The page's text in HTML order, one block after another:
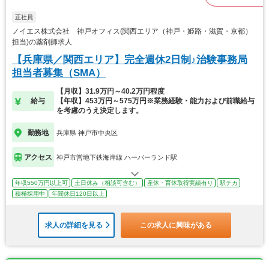
正社員
ノイエス株式会社 神戸オフィス(関西エリア（神戸・姫路・滋賀・京都）
担当)の薬剤師求人
【兵庫県／関西エリア】完全週休2日制♪治験事務局
担当者募集（SMA）
給与
【月収】31.9万円～40.2万円程度
【年収】453万円～575万円※業務経験・能力および前職給与
を考慮のうえ決定します。
勤務地 兵庫県 神戸市中央区
アクセス 神戸市営地下鉄海岸線 ハーバーランド駅
年収550万円以上可 土日休み（相談可含む） 産休・育休取得実績有り
駅チカ
積極採用中
年間休日120日以上
求人の詳細を見る この求人に興味がある